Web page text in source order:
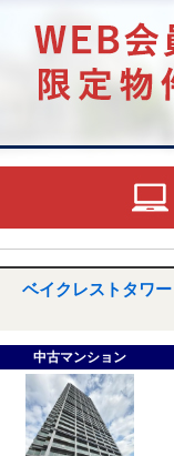
ベイクレストタワ
中古マンション